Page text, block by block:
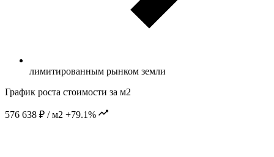
лимитированным рынком земли
График роста стоимости за м2
576 638 ₽ / м2 +79.1%